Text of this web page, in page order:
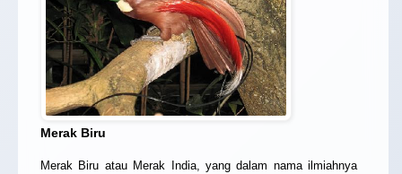
Merak Biru
Merak Biru atau Merak India, yang dalam nama ilmiahnya